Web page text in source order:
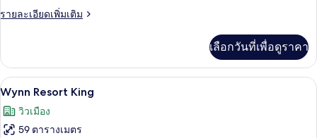
King
รายละเอียดเพิ่มเติม
ราย
เกี่ยว
กับ
Wynn
Tower
Suite
King
เลือกวันที่เพื่อดูราคา
เปิด
ภาพถ่าย
ทั้งหมด
เครื่องนอนระดับพรีเมียม, เตียงพร้อม
4
Wynn Resort King
วิวเมือง
59 ตารางเมตร